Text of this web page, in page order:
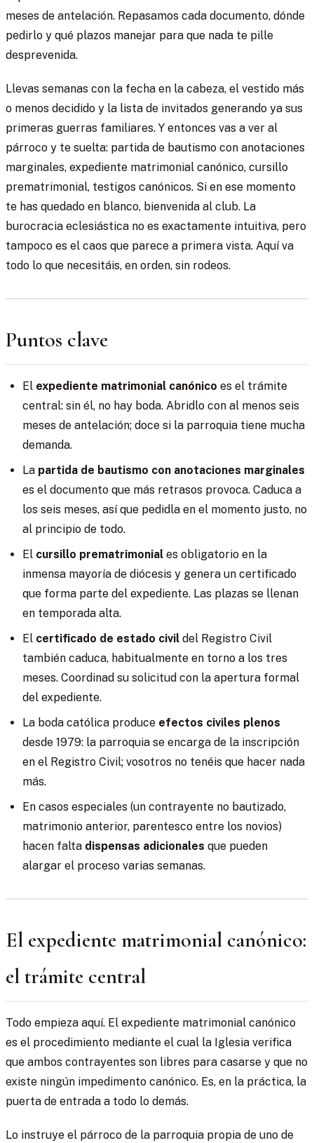
meses de antelación. Repasamos cada documento, dónde
pedirlo y qué plazos manejar para que nada te pille
desprevenida.
Llevas semanas con la fecha en la cabeza, el vestido más
o menos decidido y la lista de invitados generando ya sus
primeras guerras familiares. Y entonces vas a ver al
párroco y te suelta: partida de bautismo con anotaciones
marginales, expediente matrimonial canónico, cursillo
prematrimonial, testigos canónicos. Si en ese momento
te has quedado en blanco, bienvenida al club. La
burocracia eclesiástica no es exactamente intuitiva, pero
tampoco es el caos que parece a primera vista. Aquí va
todo lo que necesitáis, en orden, sin rodeos.
Puntos clave
El expediente matrimonial canónico es el trámite
central: sin él, no hay boda. Abridlo con al menos seis
meses de antelación; doce si la parroquia tiene mucha
demanda.
La partida de bautismo con anotaciones marginales
es el documento que más retrasos provoca. Caduca a
los seis meses, así que pedidla en el momento justo, no
al principio de todo.
El cursillo prematrimonial es obligatorio en la
inmensa mayoría de diócesis y genera un certificado
que forma parte del expediente. Las plazas se llenan
en temporada alta.
El certificado de estado civil del Registro Civil
también caduca, habitualmente en torno a los tres
meses. Coordinad su solicitud con la apertura formal
del expediente.
La boda católica produce efectos civiles plenos
desde 1979: la parroquia se encarga de la inscripción
en el Registro Civil; vosotros no tenéis que hacer nada
más.
En casos especiales (un contrayente no bautizado,
matrimonio anterior, parentesco entre los novios)
hacen falta dispensas adicionales que pueden
alargar el proceso varias semanas.
El expediente matrimonial canónico:
el trámite central
Todo empieza aquí. El expediente matrimonial canónico
es el procedimiento mediante el cual la Iglesia verifica
que ambos contrayentes son libres para casarse y que no
existe ningún impedimento canónico. Es, en la práctica, la
puerta de entrada a todo lo demás.
Lo instruye el párroco de la parroquia propia de uno de